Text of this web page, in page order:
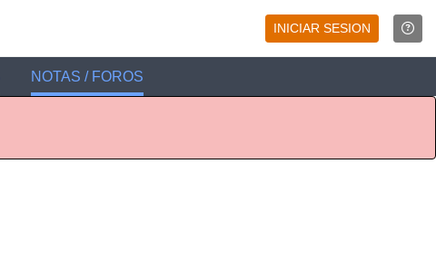
INICIAR SESION
NOTAS / FOROS